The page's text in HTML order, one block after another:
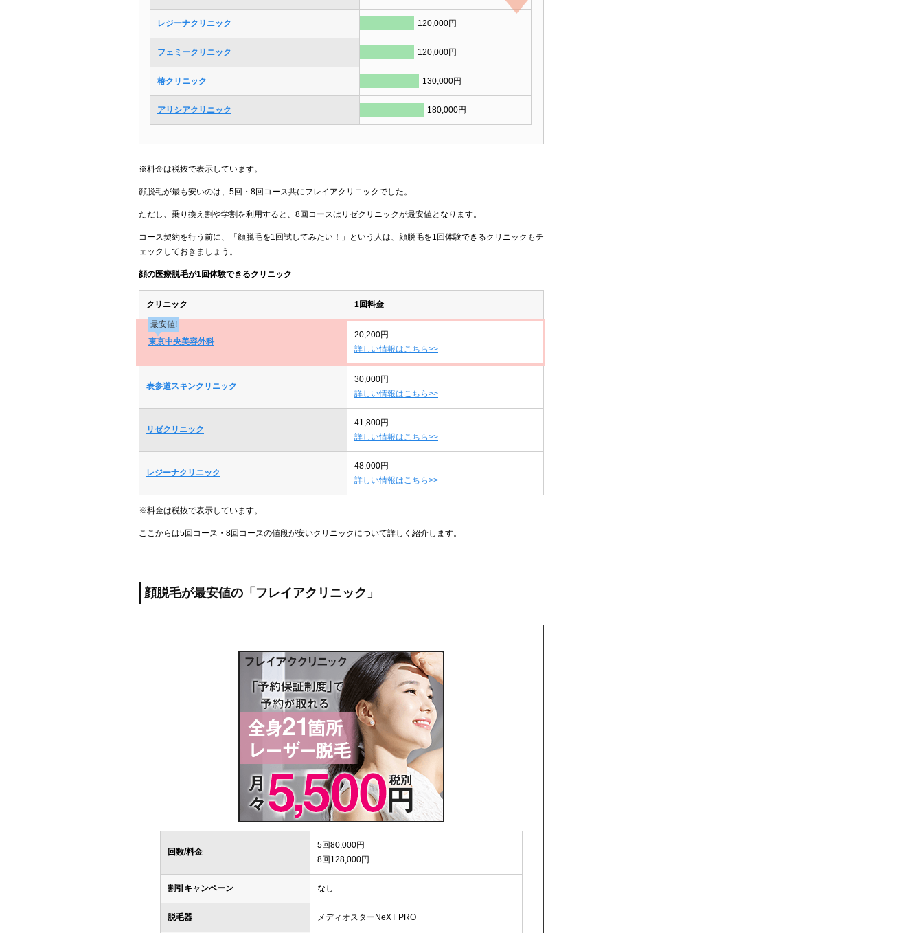
レジーナクリニック 120,000円
フェミークリニック 120,000円
椿クリニック 130,000円
アリシアクリニック 180,000円
※料金は税抜で表示しています。
顔脱毛が最も安いのは、5回・8回コース共にフレイアクリニックでした。
ただし、乗り換え割や学割を利用すると、8回コースはリゼクリニックが最安値となります。
コース契約を行う前に、「顔脱毛を1回試してみたい！」という人は、顔脱毛を1回体験できるクリニックもチ
ェックしておきましょう。
顔の医療脱毛が1回体験できるクリニック
クリニック 1回料金
最安値!
東京中央美容外科
20,200円
詳しい情報はこちら>>
表参道スキンクリニック
30,000円
詳しい情報はこちら>>
リゼクリニック
41,800円
詳しい情報はこちら>>
レジーナクリニック
48,000円
詳しい情報はこちら>>
※料金は税抜で表示しています。
ここからは5回コース・8回コースの値段が安いクリニックについて詳しく紹介します。
顔脱毛が最安値の「フレイアクリニック」
回数/料金
5回80,000円
8回128,000円
割引キャンペーン なし
脱毛器 メディオスターNeXT PRO